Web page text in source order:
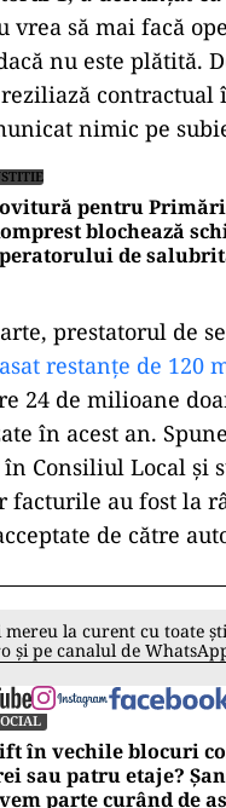
cazuri gunoiul
zile, de când
1, a denunțat că
vrea să mai facă
nu este plătită.
contractual
nimic pe
blochează
conflictul
Armand
prestatorul de
restanțe de 120
24 de milioane
în acest an.